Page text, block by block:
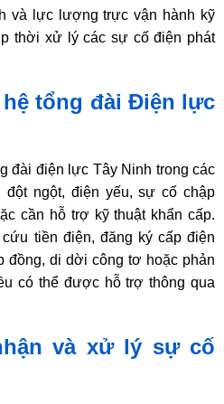
và lực lượng trực vận hành kỹ
thời xử lý các sự cố điện phát
tổng đài Điện lực
đài điện lực Tây Ninh trong các
ngột, điện yếu, sự cố chập
cần hỗ trợ kỹ thuật khẩn cấp.
tiền điện, đăng ký cấp điện
đồng, di dời công tơ hoặc phản
có thể được hỗ trợ thông qua
và xử lý sự cố